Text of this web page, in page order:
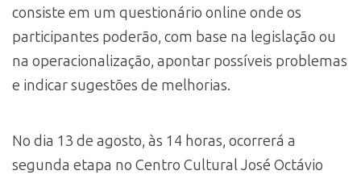
consiste em um questionário online onde os
participantes poderão, com base na legislação ou
na operacionalização, apontar possíveis problemas
e indicar sugestões de melhorias.
No dia 13 de agosto, às 14 horas, ocorrerá a
segunda etapa no Centro Cultural José Octávio